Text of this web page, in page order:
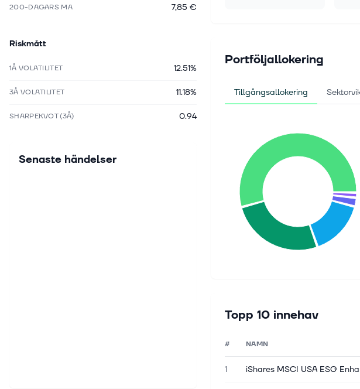
200-DAGARS MA 7,85 €
Riskmått
1Å VOLATILITET 12.51%
3Å VOLATILITET 11.18%
SHARPEKVOT (3Å) 0.94
Senaste händelser
Portföljallokering
Tillgångsallokering
Topp 10 innehav
# NAMN
1 iShares MSCI USA ESG